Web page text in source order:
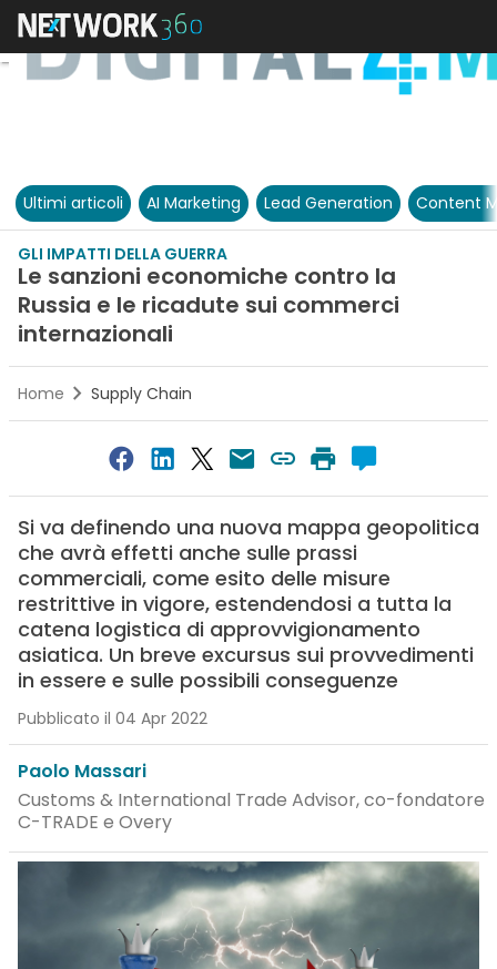
Ultimi articoli AI Marketing Lead Generation Content
GLI IMPATTI DELLA GUERRA
Le sanzioni economiche contro la
Russia e le ricadute sui commerci
internazionali
Home Supply Chain
Si va definendo una nuova mappa geopolitica
che avrà effetti anche sulle prassi
commerciali, come esito delle misure
restrittive in vigore, estendendosi a tutta la
catena logistica di approvvigionamento
asiatica. Un breve excursus sui provvedimenti
in essere e sulle possibili conseguenze
Pubblicato il 04 Apr 2022
Paolo Massari
Customs & International Trade Advisor, co-fondatore
C-TRADE e Overy